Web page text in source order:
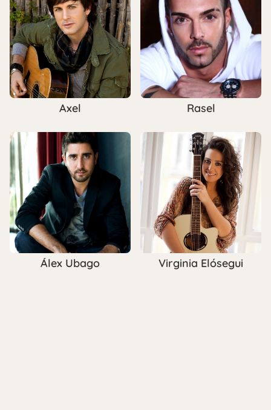
Axel Rasel
Álex Ubago Virginia Elósegui